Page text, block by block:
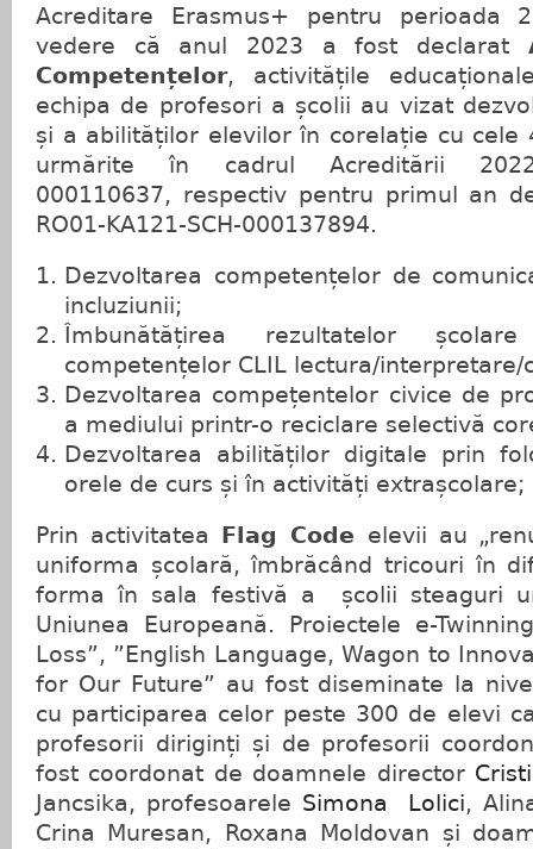
Acreditare Erasmus+ pentru perioada
vedere că anul 2023 a fost declarat
Competențelor, activitățile
echipa de profesori a școlii au vizat
și a abilităților elevilor în corelație cu cele
urmărite în cadrul Acreditării 2022-1-
000110637, respectiv pentru primul an
RO01-KA121-SCH-000137894.
Dezvoltarea competențelor de
incluziunii;
Îmbunătățirea rezultatelor
competențelor CLIL lectura/interpretare/
Dezvoltarea compețentelor civice de
a mediului printr-o reciclare selectivă
Dezvoltarea abilităților digitale prin
orele de curs și în activități extrașcolare;
Prin activitatea Flag Code elevii au
uniforma școlară, îmbrăcând tricouri în
forma în sala festivă a școlii steaguri
Uniunea Europeană. Proiectele e-
Loss”, ”English Language, Wagon to
for Our Future” au fost diseminate la
cu participarea celor peste 300 de elevi
profesorii diriginți și de profesorii
fost coordonat de doamnele director
Jancsika, profesoarele Simona Lolici,
Crina Muresan, Roxana Moldovan și